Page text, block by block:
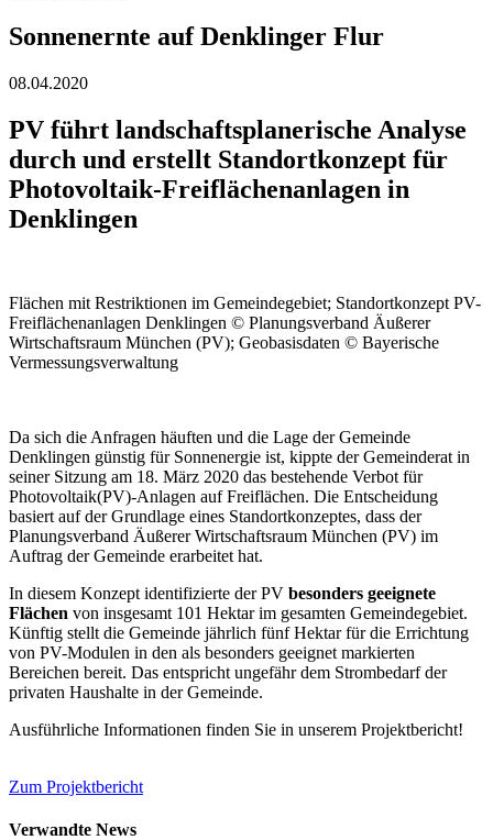
Sonnenernte auf Denklinger Flur
08.04.2020
PV führt landschaftsplanerische Analyse
durch und erstellt Standortkonzept für
Photovoltaik-Freiflächenanlagen in
Denklingen
Flächen mit Restriktionen im Gemeindegebiet; Standortkonzept PV-
Freiflächenanlagen Denklingen © Planungsverband Äußerer
Wirtschaftsraum München (PV); Geobasisdaten © Bayerische
Vermessungsverwaltung
Da sich die Anfragen häuften und die Lage der Gemeinde
Denklingen günstig für Sonnenergie ist, kippte der Gemeinderat in
seiner Sitzung am 18. März 2020 das bestehende Verbot für
Photovoltaik(PV)-Anlagen auf Freiflächen. Die Entscheidung
basiert auf der Grundlage eines Standortkonzeptes, dass der
Planungsverband Äußerer Wirtschaftsraum München (PV) im
Auftrag der Gemeinde erarbeitet hat.
In diesem Konzept identifizierte der PV besonders geeignete
Flächen von insgesamt 101 Hektar im gesamten Gemeindegebiet.
Künftig stellt die Gemeinde jährlich fünf Hektar für die Errichtung
von PV-Modulen in den als besonders geeignet markierten
Bereichen bereit. Das entspricht ungefähr dem Strombedarf der
privaten Haushalte in der Gemeinde.
Ausführliche Informationen finden Sie in unserem Projektbericht!
Zum Projektbericht
Verwandte News